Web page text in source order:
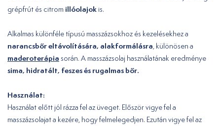
grépfrút és citrom illóolajok is.
Alkalmas különféle típusú masszázsokhoz és kezelésekhez a
narancsbőr eltávolítására, alakformálásra , különösen a
maderoterápia során. A masszázsolaj használatának eredménye
sima, hidratált, feszes és rugalmas bőr.
Használat:
Használat előtt jól rázza fel az üveget. Először vigye fel a
masszázsolajat a kezére, hogy felmelegedjen. Ezután vigye fel az